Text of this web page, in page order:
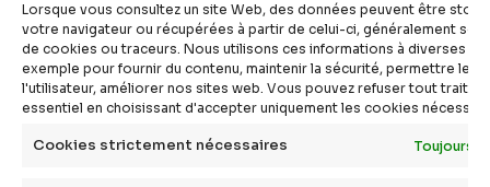
Lorsque vous consultez un site Web, des données peuvent être
votre navigateur ou récupérées à partir de celui-ci, généralement
de cookies ou traceurs. Nous utilisons ces informations à diverses
exemple pour fournir du contenu, maintenir la sécurité, permettre le
l'utilisateur, améliorer nos sites web. Vous pouvez refuser tout
essentiel en choisissant d'accepter uniquement les cookies
Cookies strictement nécessaires Toujours
dossiers
experts
compléments
questions
définitions